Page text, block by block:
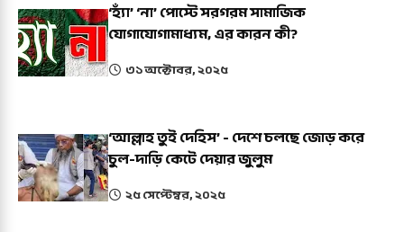
‘হ্যাঁ’ ‘না’ পোস্টে সরগরম সামাজিক
যোগাযোগামাধ্যম, এর কারন কী?
৩১ অক্টোবর, ২০২৫
‘আল্লাহ তুই দেহিস’ - দেশে চলছে জোড় করে
চুল-দাড়ি কেটে দেয়ার জুলুম
২৫ সেপ্টেম্বর, ২০২৫